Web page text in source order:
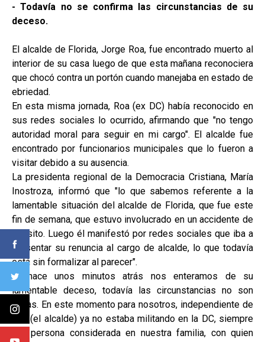
- Todavía no se confirma las circunstancias de su
deceso.
El alcalde de Florida, Jorge Roa, fue encontrado muerto al
interior de su casa luego de que esta mañana reconociera
que chocó contra un portón cuando manejaba en estado de
ebriedad.
En esta misma jornada, Roa (ex DC) había reconocido en
sus redes sociales lo ocurrido, afirmando que "no tengo
autoridad moral para seguir en mi cargo". El alcalde fue
encontrado por funcionarios municipales que lo fueron a
visitar debido a su ausencia.
La presidenta regional de la Democracia Cristiana, María
Inostroza, informó que "lo que sabemos referente a la
lamentable situación del alcalde de Florida, que fue este
fin de semana, que estuvo involucrado en un accidente de
tránsito. Luego él manifestó por redes sociales que iba a
presentar su renuncia al cargo de alcalde, lo que todavía
está sin formalizar al parecer".
"Y hace unos minutos atrás nos enteramos de su
lamentable deceso, todavía las circunstancias no son
claras. En este momento para nosotros, independiente de
que (el alcalde) ya no estaba militando en la DC, siempre
una persona considerada en nuestra familia, con quien